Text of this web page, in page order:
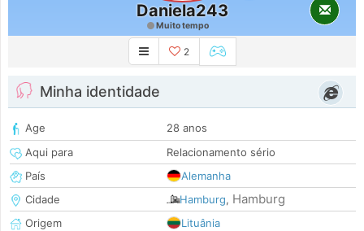
Daniela243
Muito tempo
2
Minha identidade
Age
28 anos
Aqui para
Relacionamento sério
País
Alemanha
Cidade
Hamburg, Hamburg
Origem
Lituânia